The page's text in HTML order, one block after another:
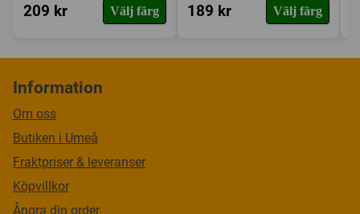
209 kr Välj färg 189 kr Välj färg
Information
Om oss
Butiken i Umeå
Fraktpriser & leveranser
Köpvillkor
Ångra din order